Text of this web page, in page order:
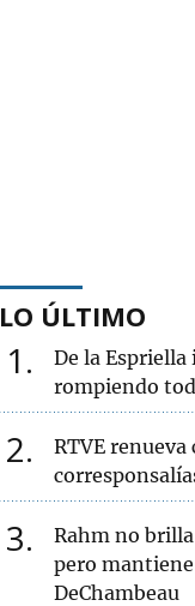
LO ÚLTIMO
1
De la
rompiendo
2
RTVE renueva
3
Rahm no
pero mantiene
DeChambeau